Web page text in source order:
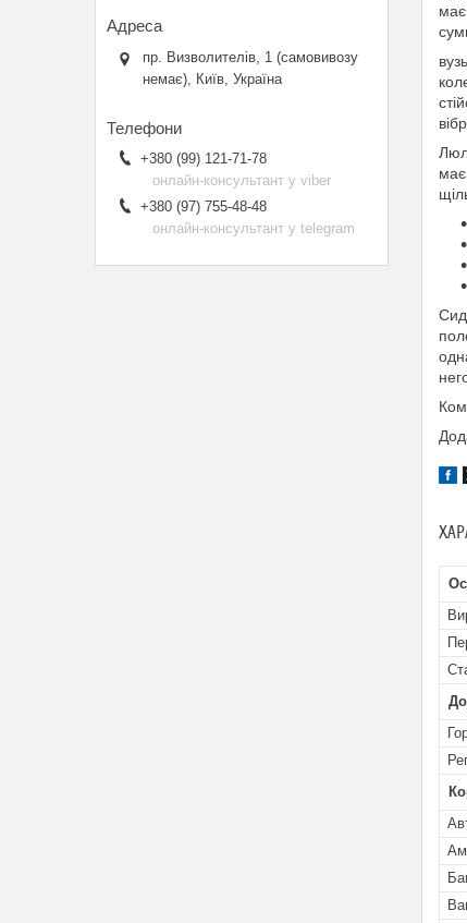
має
має
пр. Визволителів, 1 (самовивозу
немає), Київ, Україна
+380 (99) 121-71-78
онлайн-консультант у viber
+380 (97) 755-48-48
онлайн-консультант у telegram